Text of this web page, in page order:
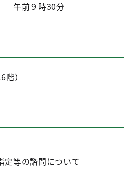
午前９時30分
）
等の諮問について